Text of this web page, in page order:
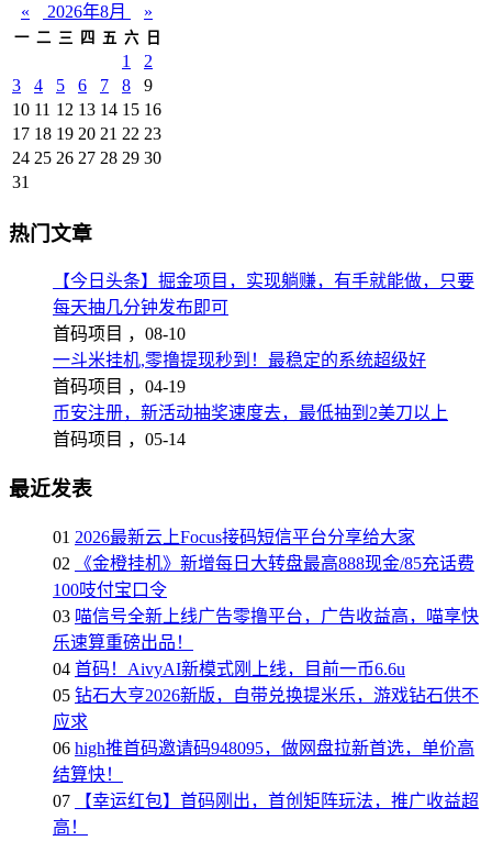
« 2026年8月 »
一 二 三 四 五 六 日
1
2
3
4 5 6 7 8
9
10 11 12 13 14 15 16
17 18 19 20 21 22 23
24 25 26 27 28 29 30
31
热门文章
【今日头条】掘金项目，实现躺赚，有手就能做，只要
每天抽几分钟发布即可
首码项目 ， 08-10
一斗米挂机,零撸提现秒到！最稳定的系统超级好
首码项目 ， 04-19
币安注册，新活动抽奖速度去，最低抽到2美刀以上
首码项目 ， 05-14
最近发表
01 2026最新云上Focus接码短信平台分享给大家
02
《金橙挂机》新增每日大转盘最高888现金/85充话费
100吱付宝口令
03 喵信号全新上线广告零撸平台，广告收益高，喵享快
乐速算重磅出品！
04 首码！AivyAI新模式刚上线，目前一币6.6u
05 钻石大亨2026新版，自带兑换提米乐，游戏钻石供不
应求
06 high推首码邀请码948095，做网盘拉新首选，单价高
结算快！
07
【幸运红包】首码刚出，首创矩阵玩法，推广收益超
高！